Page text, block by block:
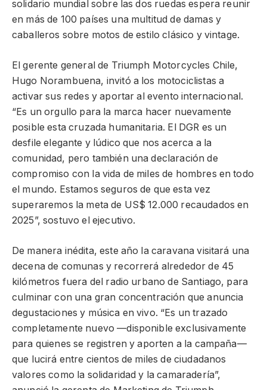
solidario mundial sobre las dos ruedas espera reunir
en más de 100 países una multitud de damas y
caballeros sobre motos de estilo clásico y vintage.
El gerente general de Triumph Motorcycles Chile,
Hugo Norambuena, invitó a los motociclistas a
activar sus redes y aportar al evento internacional.
“Es un orgullo para la marca hacer nuevamente
posible esta cruzada humanitaria. El DGR es un
desfile elegante y lúdico que nos acerca a la
comunidad, pero también una declaración de
compromiso con la vida de miles de hombres en todo
el mundo. Estamos seguros de que esta vez
superaremos la meta de US$ 12.000 recaudados en
2025”, sostuvo el ejecutivo.
De manera inédita, este año la caravana visitará una
decena de comunas y recorrerá alrededor de 45
kilómetros fuera del radio urbano de Santiago, para
culminar con una gran concentración que anuncia
degustaciones y música en vivo. “Es un trazado
completamente nuevo —disponible exclusivamente
para quienes se registren y aporten a la campaña—
que lucirá entre cientos de miles de ciudadanos
valores como la solidaridad y la camaradería”,